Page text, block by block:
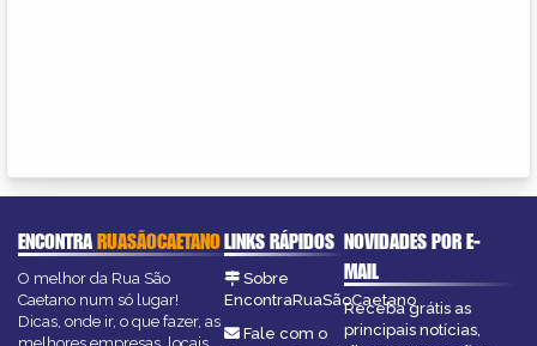
ENCONTRARUASÃOCAETANO
O melhor da Rua São
Caetano num só lugar!
Dicas, onde ir, o que fazer, as
LINKS RÁPIDOS
Sobre
EncontraRuaSãoCaetano
Fale com o
NOVIDADES POR E-
MAIL
Receba grátis as
principais notícias,